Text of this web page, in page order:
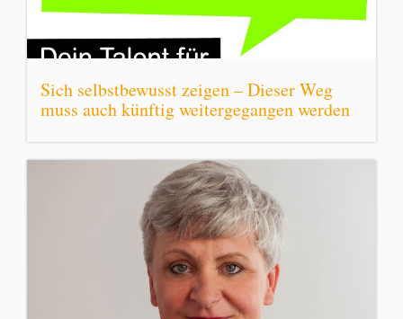
Sich selbstbewusst zeigen – Dieser Weg
muss auch künftig weitergegangen werden